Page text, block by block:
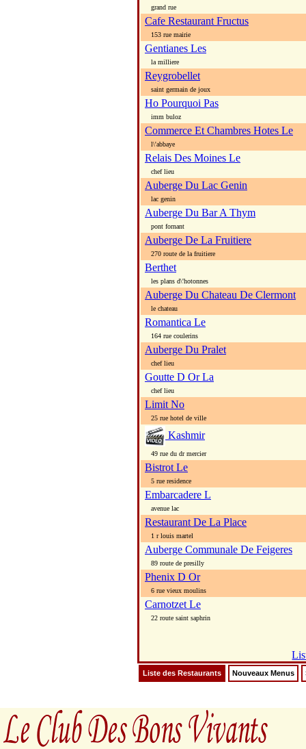
grand rue
Cafe Restaurant Fructus
153 rue mairie
Gentianes Les
la milliere
Reygrobellet
saint germain de joux
Ho Pourquoi Pas
imm buloz
Commerce Et Chambres Hotes Le
l\'abbaye
Relais Des Moines Le
chef lieu
Auberge Du Lac Genin
lac genin
Auberge Du Bar A Thym
pont fornant
Auberge De La Fruitiere
270 route de la fruitiere
Berthet
les plans d\'hotonnes
Auberge Du Chateau De Clermont
le chateau
Romantica Le
164 rue coulerins
Auberge Du Pralet
chef lieu
Goutte D Or La
chef lieu
Limit No
25 rue hotel de ville
Kashmir
49 rue du dr mercier
Bistrot Le
5 rue residence
Embarcadere L
avenue lac
Restaurant De La Place
1 r louis martel
Auberge Communale De Feigeres
89 route de presilly
Phenix D Or
6 rue vieux moulins
Carnotzet Le
22 route saint saphrin
Liste des Restaurants Nouveaux Menus